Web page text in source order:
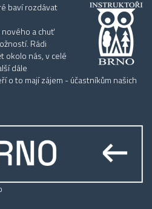
baví rozdávat
a chuť
Rádi
okolo nás, v celé
dále
o to mají zájem - účastníkům našich